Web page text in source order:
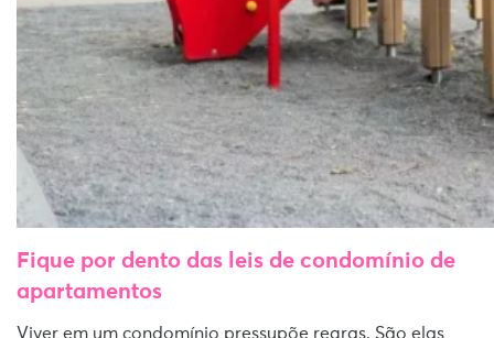
Fique por dento das leis de condomínio de
apartamentos
Viver em um condomínio pressupõe regras. São elas